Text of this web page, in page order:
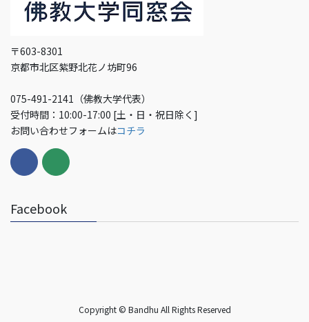
〒603-8301
京都市北区紫野北花ノ坊町96
075-491-2141（佛教大学代表）
受付時間：10:00-17:00 [土・日・祝日除く]
お問い合わせフォームはコチラ
Facebook
Copyright © Bandhu All Rights Reserved